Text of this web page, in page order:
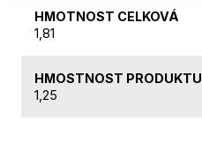
HMOTNOST CELKOVÁ
1,81
HMOSTNOST PRODUKTU
1,25